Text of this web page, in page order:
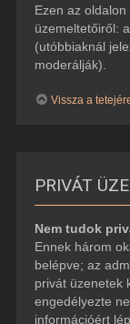
Ezen az
üzemeltetőiről:
(utóbbiaknál
moderálják).
Vissza a
PRIVÁT
Nem tudok
Ennek három
belépve; az
privát üzenetek
engedélyezte
információért